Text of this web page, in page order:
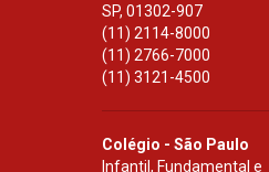
SP, 01302-907
(11) 2114-8000
(11) 2766-7000
(11) 3121-4500
Colégio - São Paulo
Infantil, Fundamental e